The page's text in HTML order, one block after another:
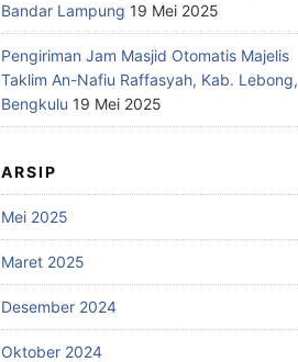
Bandar Lampung 19 Mei 2025
Pengiriman Jam Masjid Otomatis Majelis
Taklim An-Nafiu Raffasyah, Kab. Lebong,
Bengkulu 19 Mei 2025
ARSIP
Mei 2025
Maret 2025
Desember 2024
Oktober 2024